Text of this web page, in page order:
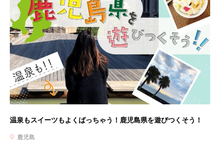
温泉もスイーツもよくばっちゃう！鹿児島県を遊びつくそう！
鹿児島